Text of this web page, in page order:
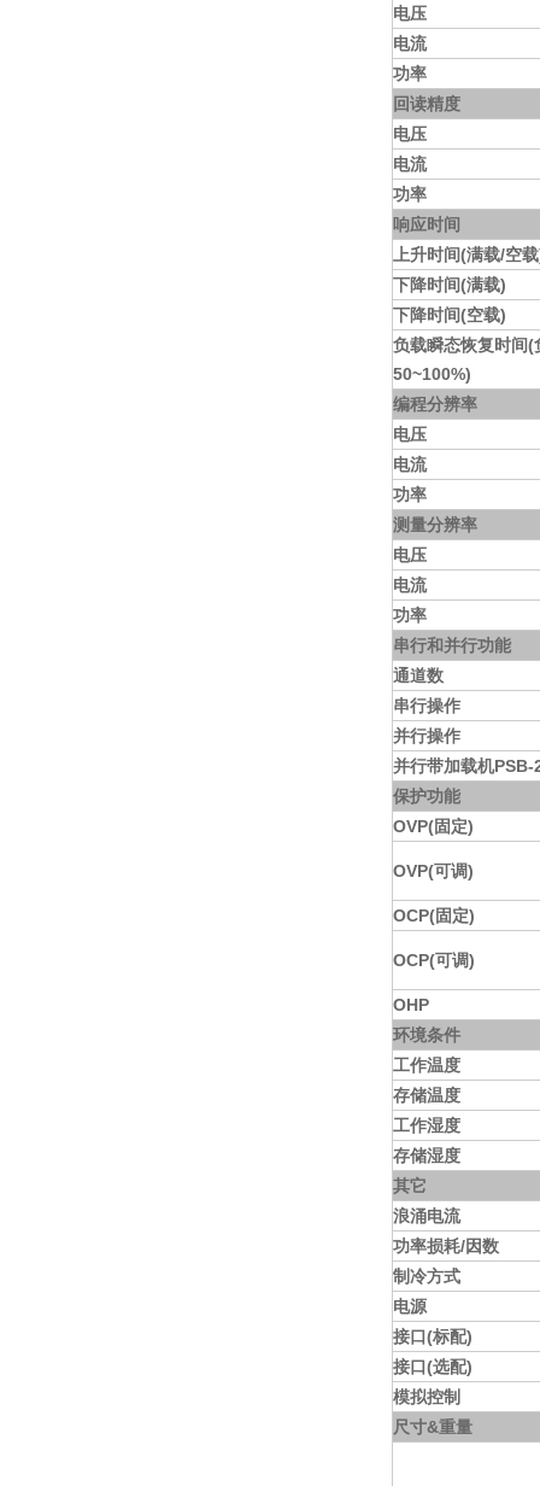
电压
电流
功率
回读精度
电压
电流
功率
响应时间
上升时间(满载/空
下降时间(满载)
下降时间(空载)
负载瞬态恢复时间(
50~100%)
编程分辨率
电压
电流
功率
测量分辨率
电压
电流
功率
串行和并行功能
通道数
串行操作
并行操作
并行带加载机PSB-
保护功能
OVP(固定)
OVP(可调)
OCP(固定)
OCP(可调)
OHP
环境条件
工作温度
存储温度
工作湿度
存储湿度
其它
浪涌电流
功率损耗/因数
制冷方式
电源
接口(标配)
接口(选配)
模拟控制
尺寸&重量